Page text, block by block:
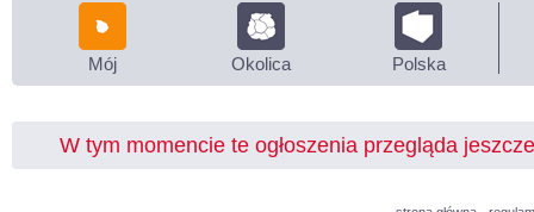
Mój Okolica Polska
W tym momencie te ogłoszenia przegląda